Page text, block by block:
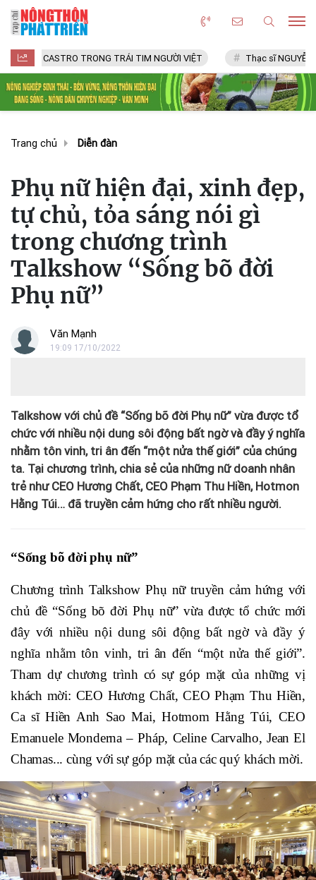
TRONG TRÁI TIM NGƯỜI VIỆT Thạc sĩ NGUYỄN VĂN CHÍ
Trang chủ Diễn đàn
Phụ nữ hiện đại, xinh đẹp,
tự chủ, tỏa sáng nói gì
trong chương trình
Talkshow “Sống bõ đời
Phụ nữ”
Văn Mạnh
19:09 17/10/2022
Talkshow với chủ đề “Sống bõ đời Phụ nữ” vừa được tổ
chức với nhiều nội dung sôi động bất ngờ và đầy ý nghĩa
nhằm tôn vinh, tri ân đến “một nửa thế giới” của chúng
ta. Tại chương trình, chia sẻ của những nữ doanh nhân
trẻ như CEO Hương Chất, CEO Phạm Thu Hiền, Hotmon
Hằng Túi… đã truyền cảm hứng cho rất nhiều người.
“Sống bõ đời phụ nữ”
Chương trình Talkshow Phụ nữ truyền cảm hứng với
chủ đề “Sống bõ đời Phụ nữ” vừa được tổ chức mới
đây với nhiều nội dung sôi động bất ngờ và đầy ý
nghĩa nhằm tôn vinh, tri ân đến “một nửa thế giới”.
Tham dự chương trình có sự góp mặt của những vị
khách mời: CEO Hương Chất, CEO Phạm Thu Hiền,
Ca sĩ Hiền Anh Sao Mai, Hotmom Hằng Túi, CEO
Emanuele Monderna – Pháp, Celine Carvalho, Jean El
Chamas... cùng với sự góp mặt của các quý khách mời.